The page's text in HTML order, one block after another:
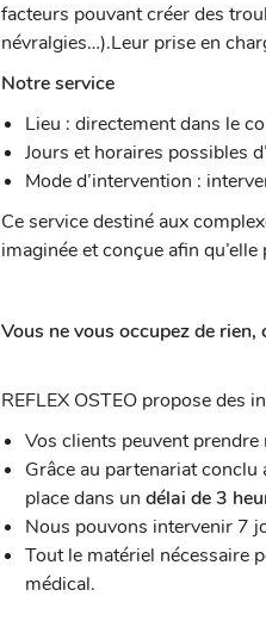
facteurs pouvant créer des
névralgies…).Leur prise en
Notre service
Lieu : directement dans le
Jours et horaires possibles
Mode d’intervention :
Ce service destiné aux
imaginée et conçue afin
Vous ne vous occupez de rien,
REFLEX OSTEO propose des
Vos clients peuvent
Grâce au partenariat conclu
place dans un délai de 3
Nous pouvons intervenir 7
Tout le matériel nécessaire
médical.